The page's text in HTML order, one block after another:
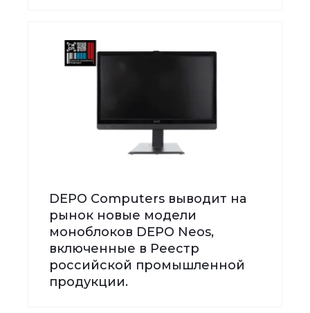
DEPO Computers выводит на
рынок новые модели
моноблоков DEPO Neos,
включенные в Реестр
российской промышленной
продукции.